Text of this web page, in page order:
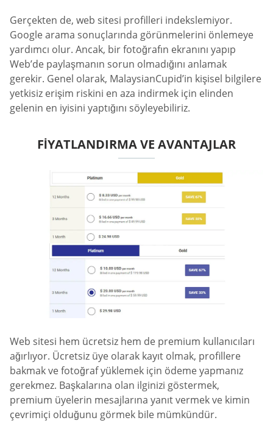
Gerçekten de, web sitesi profilleri indekslemiyor.
Google arama sonuçlarında görünmelerini önlemeye
yardımcı olur. Ancak, bir fotoğrafın ekranını yapıp
Web’de paylaşmanın sorun olmadığını anlamak
gerekir. Genel olarak, MalaysianCupid’in kişisel bilgilere
yetkisiz erişim riskini en aza indirmek için elinden
gelenin en iyisini yaptığını söyleyebiliriz.
FIYATLANDIRMA VE AVANTAJLAR
Web sitesi hem ücretsiz hem de premium kullanıcıları
ağırlıyor. Ücretsiz üye olarak kayıt olmak, profillere
bakmak ve fotoğraf yüklemek için ödeme yapmanız
gerekmez. Başkalarına olan ilginizi göstermek,
premium üyelerin mesajlarına yanıt vermek ve kimin
çevrimiçi olduğunu görmek bile mümkündür.